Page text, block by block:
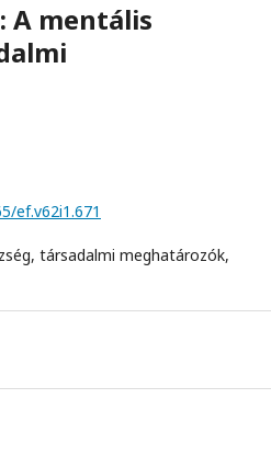
A mentális
ef.v62i1.671
társadalmi meghatározók,